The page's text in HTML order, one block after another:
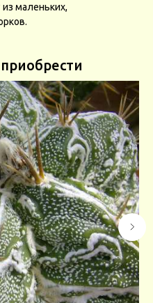
маленьких,